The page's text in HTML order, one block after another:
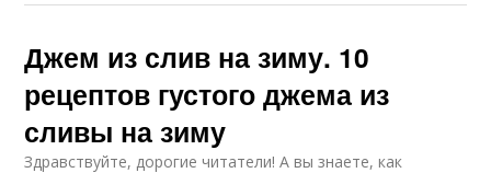
Джем из слив на зиму. 10
рецептов густого джема из
сливы на зиму
Здравствуйте, дорогие читатели! А вы знаете, как